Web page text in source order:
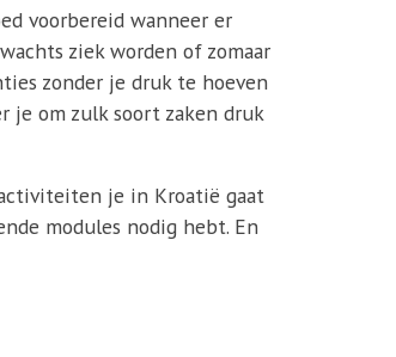
voorbereid wanneer er
ziek worden of zomaar
zonder je druk te hoeven
je om zulk soort zaken druk
je in Kroatië gaat
modules nodig hebt. En